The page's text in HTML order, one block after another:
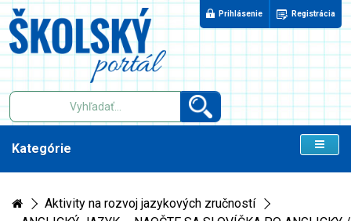
Prihlásenie Registrácia
Kategórie
Aktivity na rozvoj jazykových zručností